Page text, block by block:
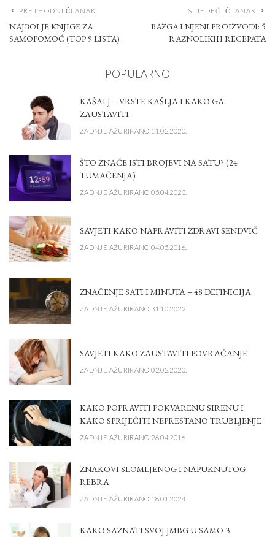
PRETHODNI ČLANAK
NAJBOLJE KNJIGE ZA
SAMOPOMOĆ (TOP 9 LISTA)
SLJEDEĆI ČLANAK
BAZGA I NJENI PROIZVODI: 5
RAZNOLIKIH RECEPATA
POPULARNO
KAŠALJ – VRSTE KAŠLJA I KAKO GA
ZAUSTAVITI
ZADNJE AŽURIRANO 11.02.2020.
ŠTO ZNAČE ISTI BROJEVI NA SATU? (24
TUMAČENJA)
ZADNJE AŽURIRANO 05.04.2023.
SAVJETI KAKO NAPRAVITI ZDRAVI SENDVIČ
ZADNJE AŽURIRANO 04.05.2016.
ZNAČENJE SATI I MINUTA – 48 DEFINICIJA
ZADNJE AŽURIRANO 31.10.2022.
SAVJETI KAKO ZAUSTAVITI POVRAĆANJE
ZADNJE AŽURIRANO 02.02.2020.
KAKO POPRAVITI POKVARENU SIRENU I
KAKO SPRIJEČITI NEPRESTANO TRUBLJENJE
ZADNJE AŽURIRANO 26.04.2016.
ZNAKOVI SLOMLJENOG I NAPUKNUTOG
REBRA
ZADNJE AŽURIRANO 18.01.2024.
KAKO SAZNATI SVOJ JMBG U SAMO 3